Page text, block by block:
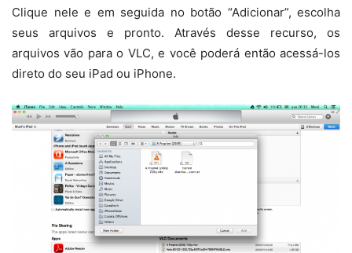
Clique nele e em seguida no botão “Adicionar”, escolha
seus arquivos e pronto. Através desse recurso, os
arquivos vão para o VLC, e você poderá então acessá-los
direto do seu iPad ou iPhone.